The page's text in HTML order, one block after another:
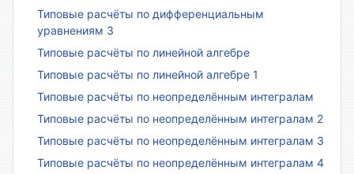
Типовые расчёты по дифференциальным
уравнениям 3
Типовые расчёты по линейной алгебре
Типовые расчёты по линейной алгебре 1
Типовые расчёты по неопределённым интегралам
Типовые расчёты по неопределённым интегралам 2
Типовые расчёты по неопределённым интегралам 3
Типовые расчёты по неопределённым интегралам 4